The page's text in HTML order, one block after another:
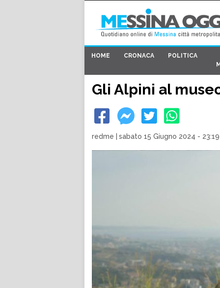
HOME CRONACA
POLITICA
Gli Alpini al
redme sabato 15 Giugno 2024 - 23:19